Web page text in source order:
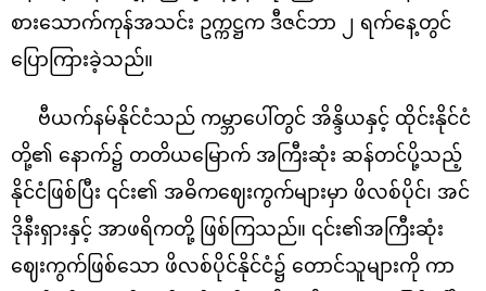
စားသောက်ကုန်အသင်း ဥက္ကဋ္ဌက ဒီဇင်ဘာ ၂ ရက်နေ့တွင်
ပြောကြားခဲ့သည်။
ဗီယက်နမ်နိုင်ငံသည် ကမ္ဘာပေါ်တွင် အိန္ဒိယနှင့် ထိုင်းနိုင်ငံ
တို့၏ နောက်၌ တတိယမြောက် အကြီးဆုံး ဆန်တင်ပို့သည့်
နိုင်ငံဖြစ်ပြီး ၎င်း၏ အဓိကဈေးကွက်များမှာ ဖိလစ်ပိုင်၊ အင်
ဒိုနီးရှားနှင့် အာဖရိကတို့ ဖြစ်ကြသည်။ ၎င်း၏အကြီးဆုံး
ဈေးကွက်ဖြစ်သော ဖိလစ်ပိုင်နိုင်ငံ၌ တောင်သူများကို ကာ